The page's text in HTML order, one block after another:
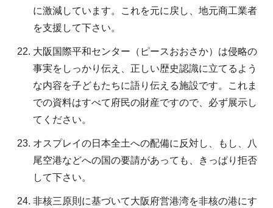
に激減しています。これを元に戻し、地元商工業者
を支援して下さい。
大阪国際平和センター（ピースおおさか）は侵略の
事実をしっかり伝え、正しい歴史認識に立てるよう
な内容を子どもたちに語り伝える施設です。これま
での資料はすべて府民の財産ですので、必ず展示し
てください。
オスプレイの日本全土への配備に反対し、もし、八
尾空港などへの国の要請があっても、きっぱり拒否
して下さい。
非核三原則に基づいて大阪府営港湾を非核の港にす